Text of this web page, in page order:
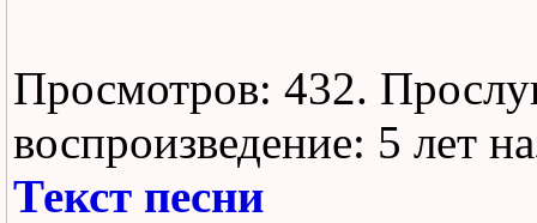
Просмотров: 432.
воспроизведение: 5 лет
Текст песни